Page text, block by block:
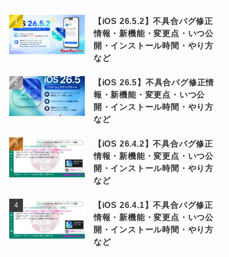
【iOS 26.5.2】不具合バグ修正
情報・新機能・変更点・いつ公
開・インストール時間・やり方
など
【iOS 26.5】不具合バグ修正情
報・新機能・変更点・いつ公
開・インストール時間・やり方
など
【iOS 26.4.2】不具合バグ修正
情報・新機能・変更点・いつ公
開・インストール時間・やり方
など
【iOS 26.4.1】不具合バグ修正
情報・新機能・変更点・いつ公
開・インストール時間・やり方
など